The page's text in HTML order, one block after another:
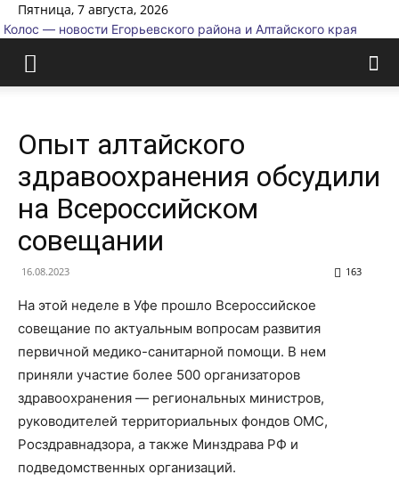
Пятница, 7 августа, 2026
Колос — новости Егорьевского района и Алтайского края
Опыт алтайского
здравоохранения обсудили
на Всероссийском
совещании
16.08.2023 163
На этой неделе в Уфе прошло Всероссийское
совещание по актуальным вопросам развития
первичной медико-санитарной помощи. В нем
приняли участие более 500 организаторов
здравоохранения — региональных министров,
руководителей территориальных фондов ОМС,
Росздравнадзора, а также Минздрава РФ и
подведомственных организаций.